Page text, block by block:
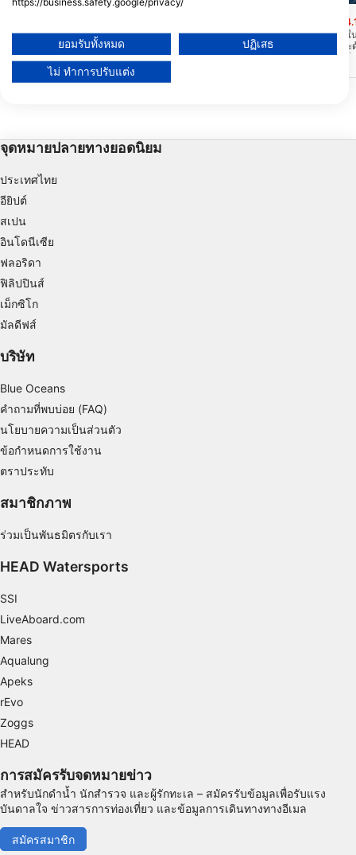
(★4.4)
เรือเฟอร์รี่โดยสารเหล็กและเรือเฟอร์รี่โดยสาร
ช่องแคบแมคคิแนก ความยาว 196 ฟุต/60 ม.
จมอยู่ในน้ำลึก 78 ฟุต/24 ม. เมื่อวันที่ 10
เมษายน พ.ศ.2546 เรือลำนี้อยู่ห่างจากท่าเรือ
อินเดียนานอนตัวตรงอยู่ใ
มีสินค้าหินอยู่ด้านบนและ
เช่นเดียวกับที่บรรทุกสินค้
เธอสามารถพบได้ตามซ
จุดหมายปลายทางยอดนิยม
ประเทศไทย
อียิปต์
สเปน
อินโดนีเซีย
ฟลอริดา
ฟิลิปปินส์
เม็กซิโก
มัลดีฟส์
บริษัท
Blue Oceans
คำถามที่พบบ่อย (FAQ)
นโยบายความเป็นส่วนตัว
ข้อกำหนดการใช้งาน
ตราประทับ
สมาชิกภาพ
ร่วมเป็นพันธมิตรกับเรา
HEAD Watersports
SSI
LiveAboard.com
Mares
Aqualung
Apeks
rEvo
Zoggs
HEAD
การสมัครรับจดหมายข่าว
สำหรับนักดำน้ำ นักสำรวจ และผู้รักทะเล – สมัครรับข้อมูลเพื่อรับแรง
บันดาลใจ ข่าวสารการท่องเที่ยว และข้อมูลการเดินทางทางอีเมล
สมัครสมาชิก
ความยินยอมของคุณและนโยบาย cookie มีผลกับเว็บไซต์/แอปนี้เท่านั้น
ดูรายชื่อพันธมิตร (1 ผู้จำหน่าย IAB)
เราใช้ข้อมูลของคุณเพื่อวัตถุประสงค์ดังต่อไปนี้:
Use limited data to select advertising
Create profiles for personalised advertising
Create profiles to personalise content
Measure advertising performance
Measure content performance
Understand audiences through statistics or
combinations of data from different sources
Develop and improve services
Use limited data to select content
คุณสมบัติพิเศษของ IAB:
actively requested
วัตถุประสงค์ในการประมวลผลที่ไม่ใช่ของ IAB:
จำเป็น
การทำงาน
ยอมรับทั้งหมด ปฏิเสธ
ไม่ ทำการปรับแต่ง